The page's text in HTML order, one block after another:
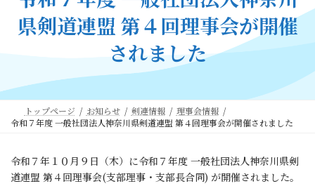
県剣道連盟 第４回理事会が開催
されました
トップページ お知らせ 剣連情報
理事会情報
令和７年度 一般社団法人神奈川県剣道連盟 第４回理事会が開催されました
令和７年１０月９日（木）に令和７年度 一般社団法人神奈川県剣
道連盟 第４回理事会(支部理事・支部長合同) が開催されました。